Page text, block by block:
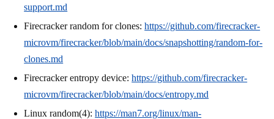
support.md
Firecracker random for clones:https://github.com/firecracker-
microvm/firecracker/blob/main/docs/snapshotting/random-for-
clones.md
Firecracker entropy device:https://github.com/firecracker-
microvm/firecracker/blob/main/docs/entropy.md
Linux random(4):https://man7.org/linux/man-